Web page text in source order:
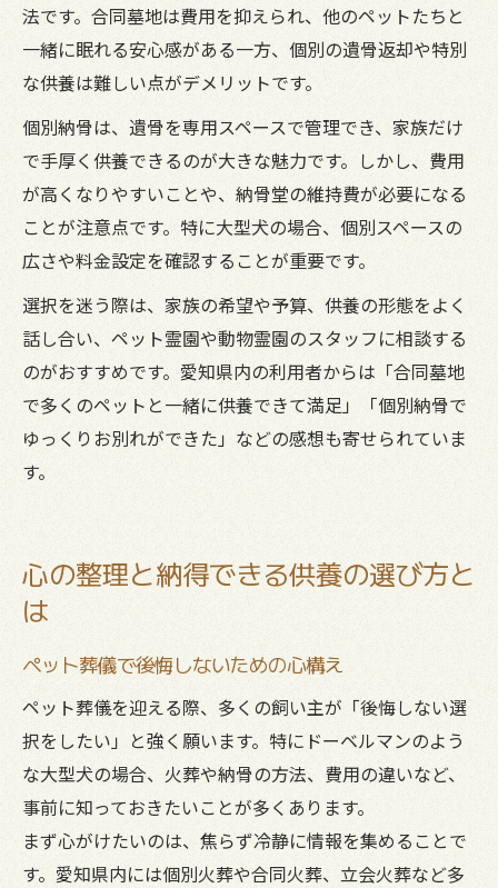
法です。合同墓地は費用を抑えられ、他のペットたちと
一緒に眠れる安心感がある一方、個別の遺骨返却や特別
な供養は難しい点がデメリットです。
個別納骨は、遺骨を専用スペースで管理でき、家族だけ
で手厚く供養できるのが大きな魅力です。しかし、費用
が高くなりやすいことや、納骨堂の維持費が必要になる
ことが注意点です。特に大型犬の場合、個別スペースの
広さや料金設定を確認することが重要です。
選択を迷う際は、家族の希望や予算、供養の形態をよく
話し合い、ペット霊園や動物霊園のスタッフに相談する
のがおすすめです。愛知県内の利用者からは「合同墓地
で多くのペットと一緒に供養できて満足」「個別納骨で
ゆっくりお別れができた」などの感想も寄せられていま
す。
心の整理と納得できる供養の選び方と
は
ペット葬儀で後悔しないための心構え
ペット葬儀を迎える際、多くの飼い主が「後悔しない選
択をしたい」と強く願います。特にドーベルマンのよう
な大型犬の場合、火葬や納骨の方法、費用の違いなど、
事前に知っておきたいことが多くあります。
まず心がけたいのは、焦らず冷静に情報を集めることで
す。愛知県内には個別火葬や合同火葬、立会火葬など多